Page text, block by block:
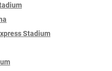
Stadium